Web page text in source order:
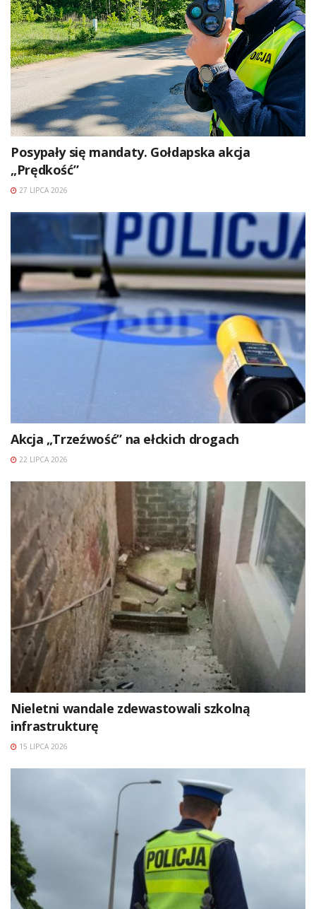
Posypały się mandaty. Gołdapska akcja
„Prędkość”
27 LIPCA 2026
Akcja „Trzeźwość” na ełckich drogach
22 LIPCA 2026
Nieletni wandale zdewastowali szkolną
infrastrukturę
15 LIPCA 2026